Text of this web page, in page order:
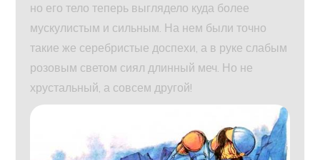
но его тело теперь выглядело куда более
мускулистым и сильным. На нем были точно
такие же серебристые доспехи, а в руке слабым
розовым светом сиял длинный меч. Но не
хрустальный, а совсем другой!